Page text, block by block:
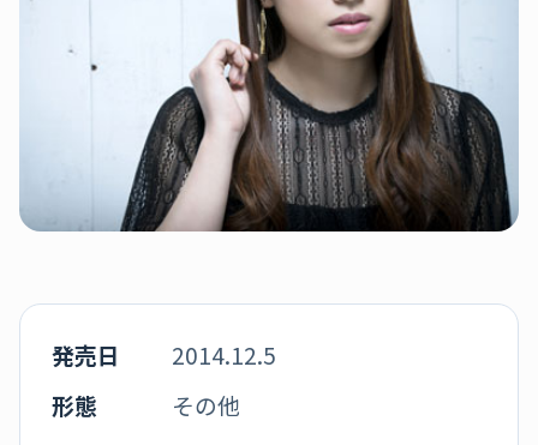
発売日
2014.12.5
形態
その他